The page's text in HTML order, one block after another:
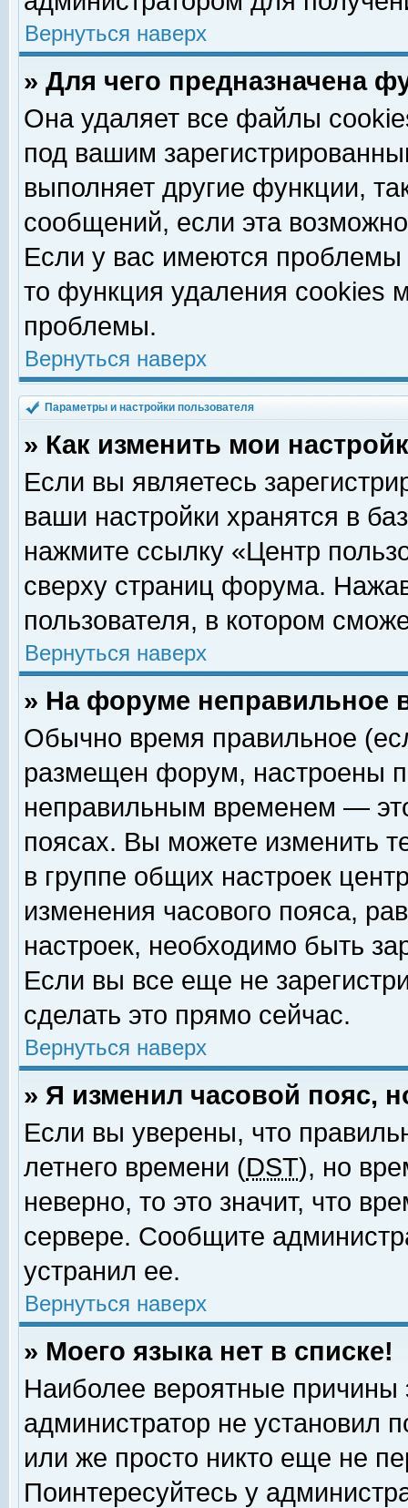
Вернуться наверх
» Для чего предназначена
Она удаляет все файлы
под вашим
выполняет другие функции,
сообщений, если эта
Если у вас имеются
то функция удаления cookies
проблемы.
Вернуться наверх
Параметры и настройки пользователя
» Как изменить мои
Если вы являетесь
ваши настройки хранятся в
нажмите ссылку «Центр
сверху страниц форума.
пользователя, в котором
Вернуться наверх
» На форуме неправильное
Обычно время правильное
размещен форум, настроены
неправильным временем —
поясах. Вы можете изменить
в группе общих настроек
изменения часового пояса,
настроек, необходимо быть
Если вы все еще не
сделать это прямо сейчас.
Вернуться наверх
» Я изменил часовой пояс,
Если вы уверены, что
летнего времени (DST), но
неверно, то это значит, что
сервере. Сообщите
устранил ее.
Вернуться наверх
» Моего языка нет в списке!
Наиболее вероятные причины
администратор не установил
или же просто никто еще не
Поинтересуйтесь у